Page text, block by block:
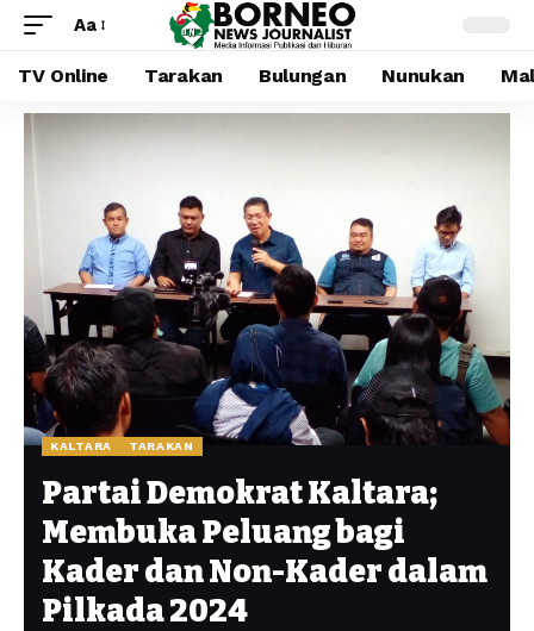
Aa
TV Online Tarakan Bulungan Nunukan
KALTARA TARAKAN
Partai Demokrat Kaltara;
Membuka Peluang bagi
Kader dan Non-Kader dalam
Pilkada 2024